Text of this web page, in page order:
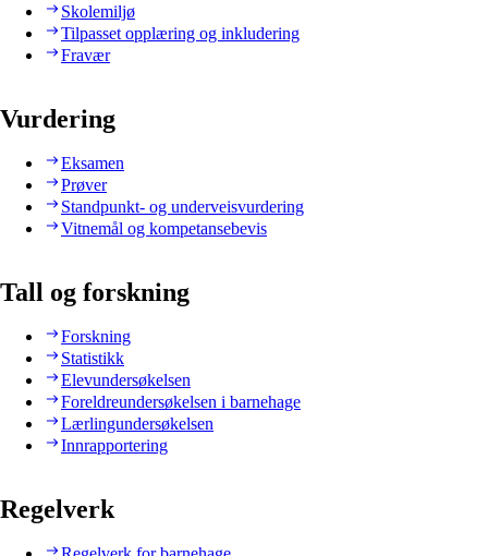
Skolemiljø
Tilpasset opplæring og inkludering
Fravær
Vurdering
Eksamen
Prøver
Standpunkt- og underveisvurdering
Vitnemål og kompetansebevis
Tall og forskning
Forskning
Statistikk
Elevundersøkelsen
Foreldreundersøkelsen i barnehage
Lærlingundersøkelsen
Innrapportering
Regelverk